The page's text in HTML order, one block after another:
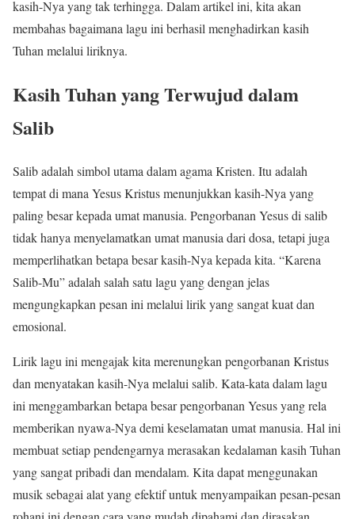
kasih-Nya yang tak terhingga. Dalam artikel ini, kita akan
membahas bagaimana lagu ini berhasil menghadirkan kasih
Tuhan melalui liriknya.
Kasih Tuhan yang Terwujud dalam
Salib
Salib adalah simbol utama dalam agama Kristen. Itu adalah
tempat di mana Yesus Kristus menunjukkan kasih-Nya yang
paling besar kepada umat manusia. Pengorbanan Yesus di salib
tidak hanya menyelamatkan umat manusia dari dosa, tetapi juga
memperlihatkan betapa besar kasih-Nya kepada kita. “Karena
Salib-Mu” adalah salah satu lagu yang dengan jelas
mengungkapkan pesan ini melalui lirik yang sangat kuat dan
emosional.
Lirik lagu ini mengajak kita merenungkan pengorbanan Kristus
dan menyatakan kasih-Nya melalui salib. Kata-kata dalam lagu
ini menggambarkan betapa besar pengorbanan Yesus yang rela
memberikan nyawa-Nya demi keselamatan umat manusia. Hal ini
membuat setiap pendengarnya merasakan kedalaman kasih Tuhan
yang sangat pribadi dan mendalam. Kita dapat menggunakan
musik sebagai alat yang efektif untuk menyampaikan pesan-pesan